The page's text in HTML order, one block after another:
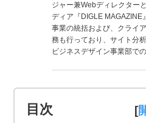
ジャー兼Webディレクター
ディア『DIGLE MAGAZINE
事業の統括および、クライ
務も行っており、サイト分
ビジネスデザイン事業部で
目次 [